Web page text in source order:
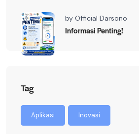
by Official Darsono
Informasi Penting!
Tag
Aplikasi Inovasi